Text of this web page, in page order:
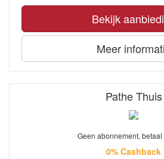
Bekijk
Meer
Pathe Thuis
Geen abonnement, betaal
0% Cashback